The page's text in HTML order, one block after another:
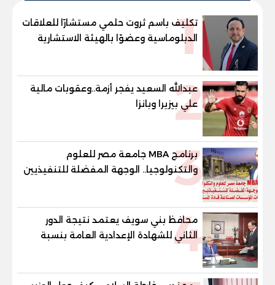
1
تكليف باسم ثروت حلمي مستشارًا للعلاقات
الدبلوماسية وعضوًا بالهيئة الاستشارية
العليا لمنظمة «جاد جمينت يوإن»
2
عبدالله السعيد يفجر أزمة..وعقوبات مالية
علي بيزيرا وبانزا
3
برنامج MBA جامعة مصر للعلوم
والتكنولوجيا.. الوجهة المفضلة للتنفيذيين
وقيادات المؤسسات لصناعة قادة
4
محافظ بني سويف يعتمد نتيجة الدور
الثاني للشهادة الإعدادية العامة بنسبة
والنور للمكفوفين